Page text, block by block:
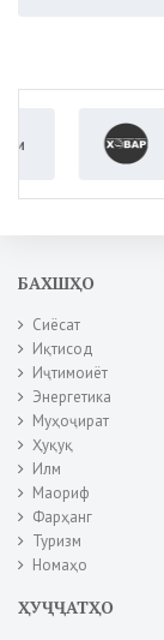
БАХШҲО
Сиёсат
Иқтисод
Иҷтимоиёт
Энергетика
Муҳоҷират
Ҳуқуқ
Илм
Маориф
Фарҳанг
Туризм
Номаҳо
ҲУҶҶАТҲО